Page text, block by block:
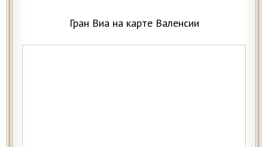
Гран Виа на карте Валенсии